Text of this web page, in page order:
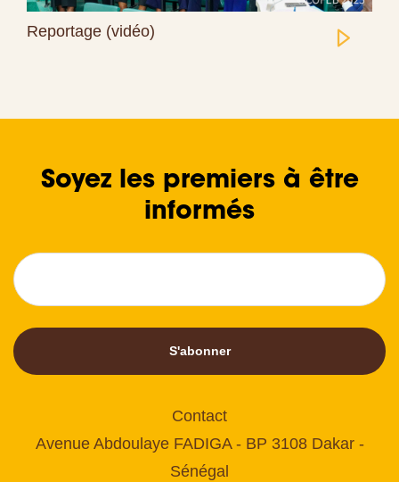
Reportage (vidéo)
Soyez les premiers à être
informés
S'abonner
Contact
Avenue Abdoulaye FADIGA - BP 3108 Dakar -
Sénégal